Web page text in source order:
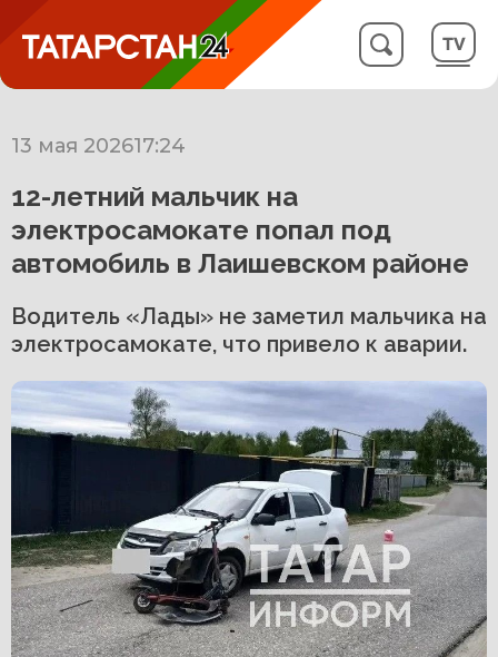
13 мая 202617:24
12-летний мальчик на
электросамокате попал под
автомобиль в Лаишевском районе
Водитель «Лады» не заметил мальчика на
электросамокате, что привело к аварии.